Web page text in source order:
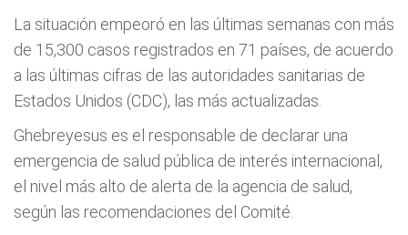
La situación empeoró en las últimas semanas con más
de 15,300 casos registrados en 71 países, de acuerdo
a las últimas cifras de las autoridades sanitarias de
Estados Unidos (CDC), las más actualizadas.
Ghebreyesus es el responsable de declarar una
emergencia de salud pública de interés internacional,
el nivel más alto de alerta de la agencia de salud,
según las recomendaciones del Comité.